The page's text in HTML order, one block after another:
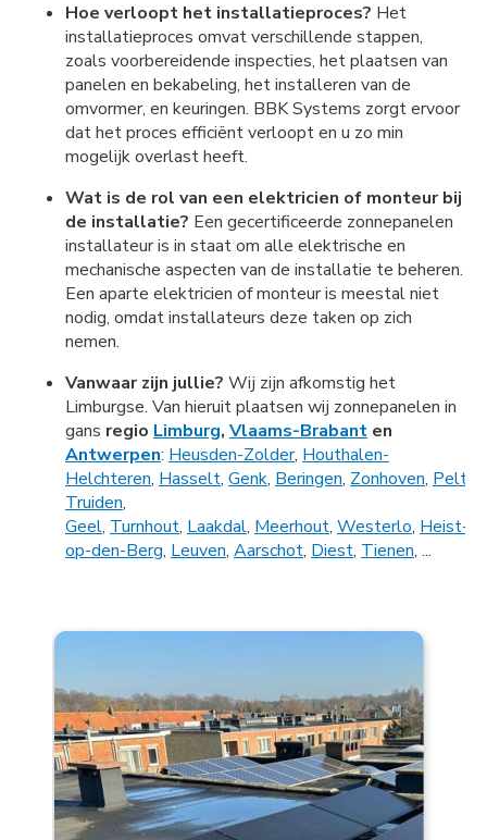
Hoe verloopt het installatieproces? Het
installatieproces omvat verschillende stappen,
zoals voorbereidende inspecties, het plaatsen van
panelen en bekabeling, het installeren van de
omvormer, en keuringen. BBK Systems zorgt ervoor
dat het proces efficiënt verloopt en u zo min
mogelijk overlast heeft.
Wat is de rol van een elektricien of monteur bij
de installatie? Een gecertificeerde zonnepanelen
installateur is in staat om alle elektrische en
mechanische aspecten van de installatie te beheren.
Een aparte elektricien of monteur is meestal niet
nodig, omdat installateurs deze taken op zich
nemen.
Vanwaar zijn jullie? Wij zijn afkomstig het
Limburgse. Van hieruit plaatsen wij zonnepanelen in
gans regio Limburg, Vlaams-Brabant en
Antwerpen: Heusden-Zolder, Houthalen-
Helchteren, Hasselt, Genk, Beringen, Zonhoven, Pelt
Truiden,
Geel, Turnhout, Laakdal, Meerhout, Westerlo, Heist-
op-den-Berg, Leuven, Aarschot, Diest, Tienen, ...